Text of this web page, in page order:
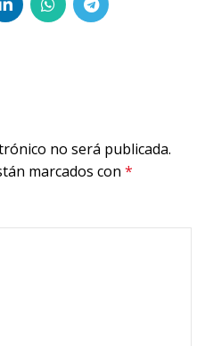
no será publicada.
marcados con *